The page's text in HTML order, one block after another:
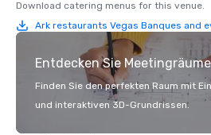
Download catering menus for this venue.
Ark restaurants Vegas Banques and
Entdecken Sie Meetingräume
Finden Sie den perfekten Raum mit
und interaktiven 3D-Grundrissen.